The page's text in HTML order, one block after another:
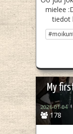
mielee
tiedot
My
178
2026-01-04